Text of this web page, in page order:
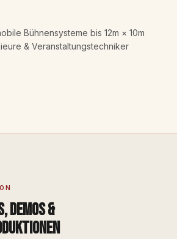
Bühnensysteme bis 12m × 10m
& Veranstaltungstechniker
Demos &